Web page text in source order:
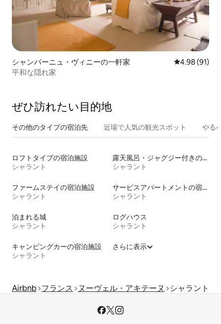
シャンパーニュ・ヴィニーの一軒家 レビュー91
4.98 (91)
平和な隠れ家
ぜひ訪⁠れ⁠た⁠い目⁠的⁠地
その他のタ⁠イ⁠プ⁠の宿⁠泊⁠先 近場で人気の観光スポット やる
ロフトタイプの宿泊施設
シャラント
露天風呂・ジャグジー付きの宿泊施設
シャラント
ファームステイの宿泊施設
シャラント
サービスアパートメントの宿泊施設
シャラント
泊まれる城
シャラント
ログハウス
シャラント
キャンピングカーの宿泊施設
シャラント
さらに表示
Airbnb フランス ヌーヴェル・アキテーヌ シャラント